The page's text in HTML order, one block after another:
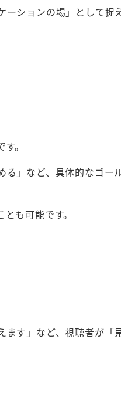
ションの場」として捉
。
」など、具体的なゴー
も可能です。
す」など、視聴者が「